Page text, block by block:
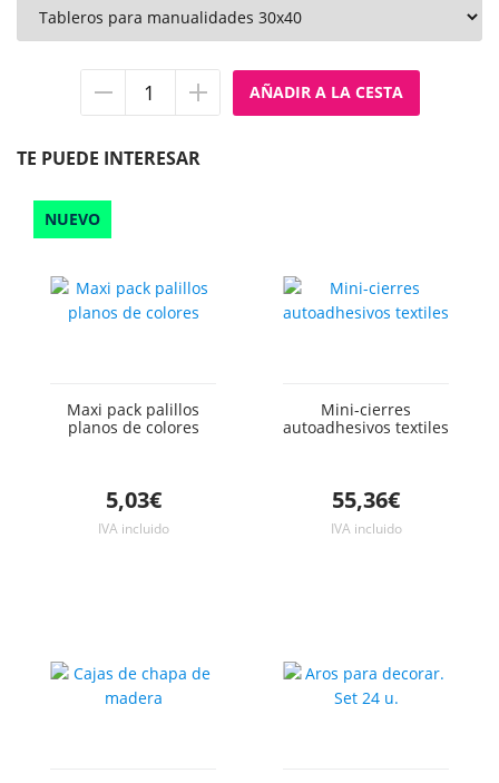
TE PUEDE INTERESAR
NUEVO
Maxi pack palillos
planos de colores
5,03€
IVA incluido
Mini-cierres
autoadhesivos textiles
55,36€
IVA incluido